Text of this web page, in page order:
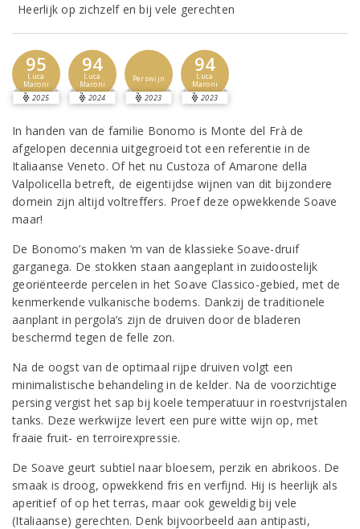
Heerlijk op zichzelf en bij vele gerechten
95
Luca
Maroni
2025
94
Luca
Maroni
2024
Perswijn
2023
94
Luca
Maroni
2023
In handen van de familie Bonomo is Monte del Frà de
afgelopen decennia uitgegroeid tot een referentie in de
Italiaanse Veneto. Of het nu Custoza of Amarone della
Valpolicella betreft, de eigentijdse wijnen van dit bijzondere
domein zijn altijd voltreffers. Proef deze opwekkende Soave
maar!
De Bonomo’s maken ‘m van de klassieke Soave-druif
garganega. De stokken staan aangeplant in zuidoostelijk
georiënteerde percelen in het Soave Classico-gebied, met de
kenmerkende vulkanische bodems. Dankzij de traditionele
aanplant in pergola’s zijn de druiven door de bladeren
beschermd tegen de felle zon.
Na de oogst van de optimaal rijpe druiven volgt een
minimalistische behandeling in de kelder. Na de voorzichtige
persing vergist het sap bij koele temperatuur in roestvrijstalen
tanks. Deze werkwijze levert een pure witte wijn op, met
fraaie fruit- en terroirexpressie.
De Soave geurt subtiel naar bloesem, perzik en abrikoos. De
smaak is droog, opwekkend fris en verfijnd. Hij is heerlijk als
aperitief of op het terras, maar ook geweldig bij vele
(Italiaanse) gerechten. Denk bijvoorbeeld aan antipasti,